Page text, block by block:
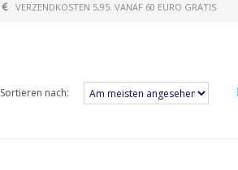
VERZENDKOSTEN 5,95. VANAF 60 EURO GRATIS
Sortieren nach: